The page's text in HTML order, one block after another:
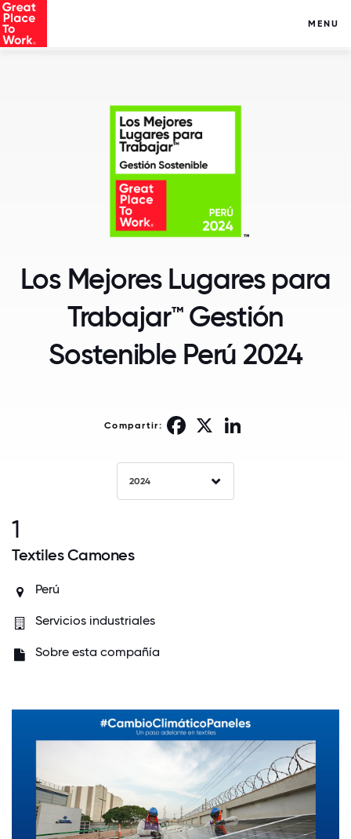
MENU
Los Mejores Lugares para
Trabajar™ Gestión
Sostenible Perú 2024
Compartir: Facebook
2024
1
Textiles Camones
Perú
Servicios industriales
Sobre esta compañía